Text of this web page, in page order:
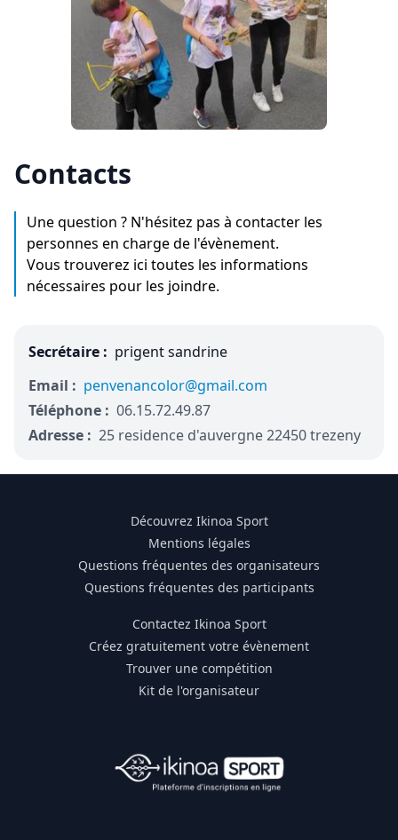
Contacts
Une question ? N'hésitez pas à contacter les
personnes en charge de l'évènement.
Vous trouverez ici toutes les informations
nécessaires pour les joindre.
Secrétaire : prigent sandrine
Email : penvenancolor@gmail.com
Téléphone : 06.15.72.49.87
Adresse : 25 residence d'auvergne 22450 trezeny
Découvrez Ikinoa Sport
Mentions légales
Questions fréquentes des organisateurs
Questions fréquentes des participants
Contactez Ikinoa Sport
Créez gratuitement votre évènement
Trouver une compétition
Kit de l'organisateur